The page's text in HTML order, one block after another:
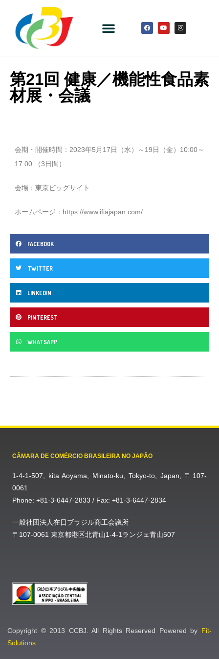
第21回 健康／機能性食品素
材展・会議
会期・開催時間：2023年5月17日（水）～19日（金）10:00～
17:00 （3日間）
会場：東京ビッグサイト
ホームページ： https://www.ifiajapan.com/
FACEBOOK
TWITTER
LINKEDIN
PINTEREST
WHATSAPP
CÂMARA DE COMÉRCIO BRASILEIRA NO JAPÃO
1-4-1-507, kita Aoyama, Minato-ku, Tokyo-to, Japan, 〒107-
0061
Phone: +81-3-6447-2833 / Fax: +81-3-6447-2834
一般社団法人在日ブラジル商工会議所
〒107-0061 東京都港区北青山1-4-1ランジェ青山507
Copyright © 2013 CCBJ. All Rights Reserved Powered by Fit-
Solutions